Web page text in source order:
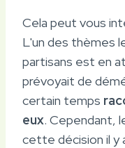
Cela peut vous
L'un des thèmes
partisans est en
prévoyait de
certain temps
eux. Cependant,
cette décision il y